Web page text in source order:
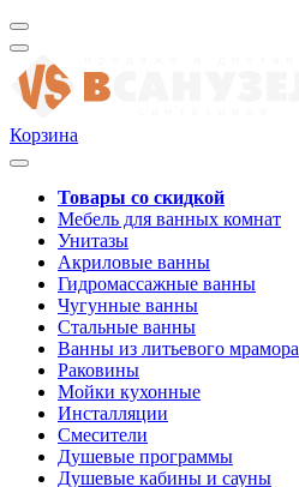
Корзина
Товары со скидкой
Мебель для ванных комнат
Унитазы
Акриловые ванны
Гидромассажные ванны
Чугунные ванны
Стальные ванны
Ванны из литьевого мрамора
Раковины
Мойки кухонные
Инсталляции
Смесители
Душевые программы
Душевые кабины и сауны